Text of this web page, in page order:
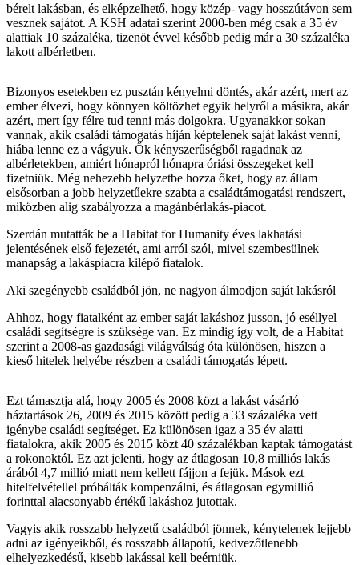
bérelt lakásban, és elképzelhető, hogy közép- vagy hosszútávon sem
vesznek sajátot. A KSH adatai szerint 2000-ben még csak a 35 év
alattiak 10 százaléka, tizenöt évvel később pedig már a 30 százaléka
lakott albérletben.
Bizonyos esetekben ez pusztán kényelmi döntés, akár azért, mert az
ember élvezi, hogy könnyen költözhet egyik helyről a másikra, akár
azért, mert így félre tud tenni más dolgokra. Ugyanakkor sokan
vannak, akik családi támogatás híján képtelenek saját lakást venni,
hiába lenne ez a vágyuk. Ők kényszerűségből ragadnak az
albérletekben, amiért hónapról hónapra óriási összegeket kell
fizetniük. Még nehezebb helyzetbe hozza őket, hogy az állam
elsősorban a jobb helyzetűekre szabta a családtámogatási rendszert,
miközben alig szabályozza a magánbérlakás-piacot.
Szerdán mutatták be a Habitat for Humanity éves lakhatási
jelentésének első fejezetét, ami arról szól, mivel szembesülnek
manapság a lakáspiacra kilépő fiatalok.
Aki szegényebb családból jön, ne nagyon álmodjon saját lakásról
Ahhoz, hogy fiatalként az ember saját lakáshoz jusson, jó eséllyel
családi segítségre is szüksége van. Ez mindig így volt, de a Habitat
szerint a 2008-as gazdasági világválság óta különösen, hiszen a
kieső hitelek helyébe részben a családi támogatás lépett.
Ezt támasztja alá, hogy 2005 és 2008 közt a lakást vásárló
háztartások 26, 2009 és 2015 között pedig a 33 százaléka vett
igénybe családi segítséget. Ez különösen igaz a 35 év alatti
fiatalokra, akik 2005 és 2015 közt 40 százalékban kaptak támogatást
a rokonoktól. Ez azt jelenti, hogy az átlagosan 10,8 milliós lakás
árából 4,7 millió miatt nem kellett fájjon a fejük. Mások ezt
hitelfelvétellel próbálták kompenzálni, és átlagosan egymillió
forinttal alacsonyabb értékű lakáshoz jutottak.
Vagyis akik rosszabb helyzetű családból jönnek, kénytelenek lejjebb
adni az igényeikből, és rosszabb állapotú, kedvezőtlenebb
elhelyezkedésű, kisebb lakással kell beérniük.